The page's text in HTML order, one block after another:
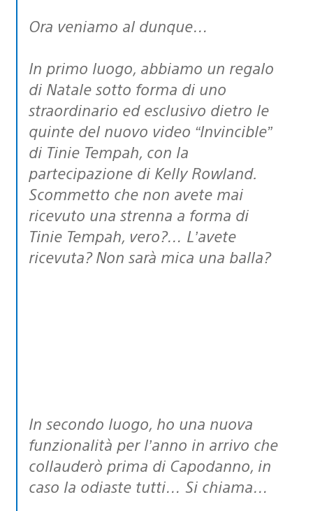
Ora veniamo al dunque…
In primo luogo, abbiamo un regalo
di Natale sotto forma di uno
straordinario ed esclusivo dietro le
quinte del nuovo video “Invincible”
di Tinie Tempah, con la
partecipazione di Kelly Rowland.
Scommetto che non avete mai
ricevuto una strenna a forma di
Tinie Tempah, vero?… L’avete
ricevuta? Non sarà mica una balla?
In secondo luogo, ho una nuova
funzionalità per l’anno in arrivo che
collauderò prima di Capodanno, in
caso la odiaste tutti… Si chiama…